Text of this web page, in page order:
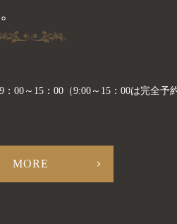
00～15：00（9:00～15：00は完全
MORE